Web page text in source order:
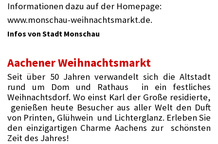
Informationen dazu auf der Homepage:
www.monschau-weihnachtsmarkt.de.
Infos von Stadt Monschau
Aachener Weihnachtsmarkt
Seit über 50 Jahren verwandelt sich die Altstadt
rund um Dom und Rathaus in ein festliches
Weihnachtsdorf. Wo einst Karl der Große residierte,
genießen heute Besucher aus aller Welt den Duft
von Printen, Glühwein und Lichterglanz. Erleben Sie
den einzigartigen Charme Aachens zur schönsten
Zeit des Jahres!